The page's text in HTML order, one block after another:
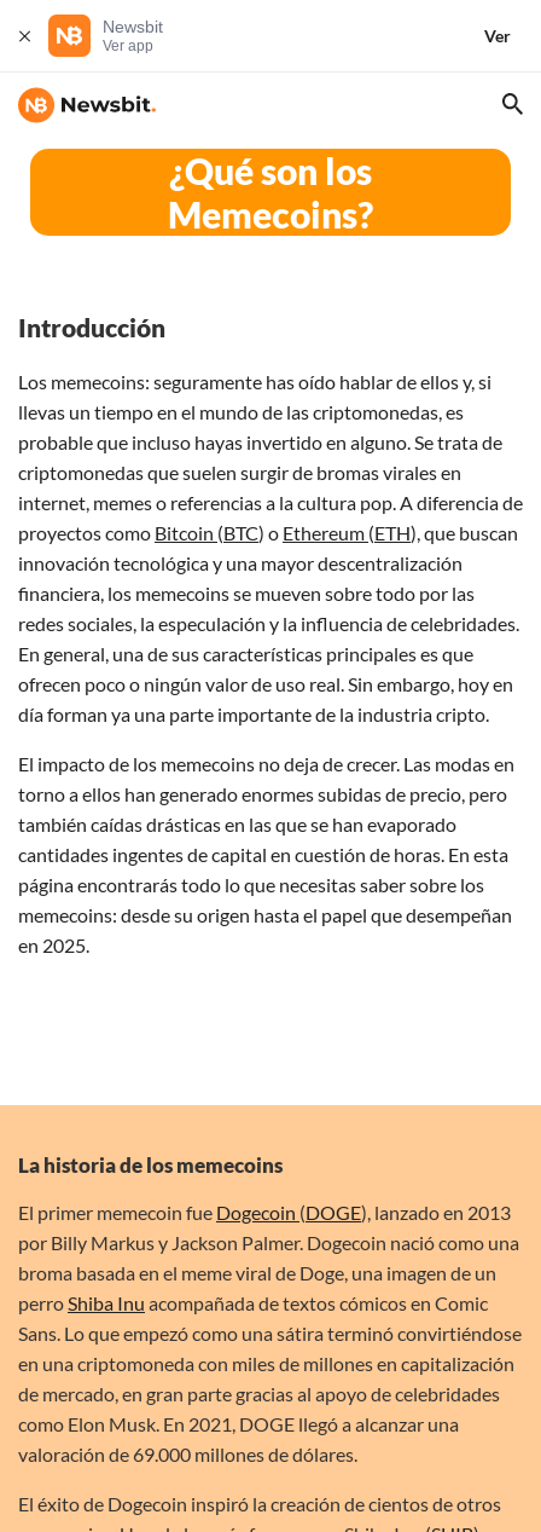
Newsbit
Ver app
Ver
¿Qué son los
Memecoins?
Introducción
Los memecoins: seguramente has oído hablar de ellos y, si
llevas un tiempo en el mundo de las criptomonedas, es
probable que incluso hayas invertido en alguno. Se trata de
criptomonedas que suelen surgir de bromas virales en
internet, memes o referencias a la cultura pop. A diferencia de
proyectos como Bitcoin (BTC) o Ethereum (ETH), que buscan
innovación tecnológica y una mayor descentralización
financiera, los memecoins se mueven sobre todo por las
redes sociales, la especulación y la influencia de celebridades.
En general, una de sus características principales es que
ofrecen poco o ningún valor de uso real. Sin embargo, hoy en
día forman ya una parte importante de la industria cripto.
El impacto de los memecoins no deja de crecer. Las modas en
torno a ellos han generado enormes subidas de precio, pero
también caídas drásticas en las que se han evaporado
cantidades ingentes de capital en cuestión de horas. En esta
página encontrarás todo lo que necesitas saber sobre los
memecoins: desde su origen hasta el papel que desempeñan
en 2025.
La historia de los memecoins
El primer memecoin fue Dogecoin (DOGE), lanzado en 2013
por Billy Markus y Jackson Palmer. Dogecoin nació como una
broma basada en el meme viral de Doge, una imagen de un
perroShiba Inu acompañada de textos cómicos en Comic
Sans. Lo que empezó como una sátira terminó convirtiéndose
en una criptomoneda con miles de millones en capitalización
de mercado, en gran parte gracias al apoyo de celebridades
como Elon Musk. En 2021, DOGE llegó a alcanzar una
valoración de 69.000 millones de dólares.
El éxito de Dogecoin inspiró la creación de cientos de otros